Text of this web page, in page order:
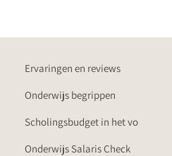
Ervaringen en reviews
Onderwijs begrippen
Scholingsbudget in het vo
Onderwijs Salaris Check